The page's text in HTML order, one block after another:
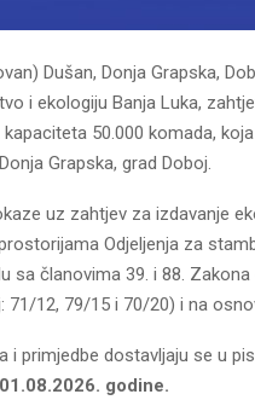
Dušan, Donja Grapska,
i ekologiju Banja Luka,
50.000 komada,
Grapska, grad Doboj.
uz zahtjev za izdavanje
Odjeljenja za
sa članovima 39. i 88.
71/12, 79/15 i 70/20) i na
i primjedbe dostavljaju se u
01.08.2026. godine.